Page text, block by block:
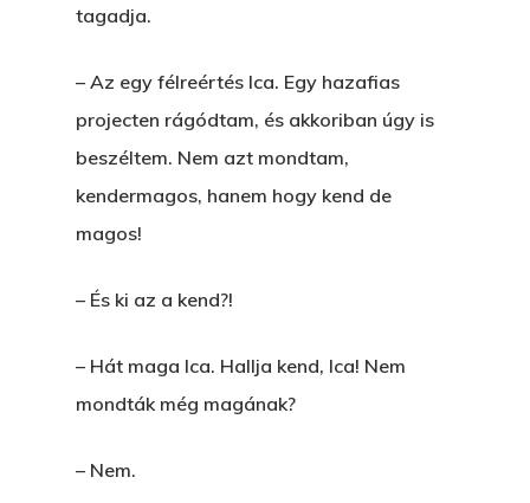
tagadja.
– Az egy félreértés Ica. Egy hazafias
projecten rágódtam, és akkoriban úgy is
beszéltem. Nem azt mondtam,
kendermagos, hanem hogy kend de
magos!
– És ki az a kend?!
– Hát maga Ica. Hallja kend, Ica! Nem
mondták még magának?
– Nem.